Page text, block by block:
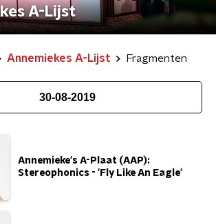
A-Lijst
Annemiekes A-Lijst Fragmenten
30-08-2019
Annemieke's A-Plaat (AAP):
Stereophonics - 'Fly Like An Eagle'